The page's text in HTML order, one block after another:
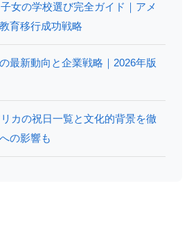
子女の学校選び完全ガイド｜アメ
育移行成功戦略
最新動向と企業戦略｜2026年版
リカの祝日一覧と文化的背景を徹
の影響も